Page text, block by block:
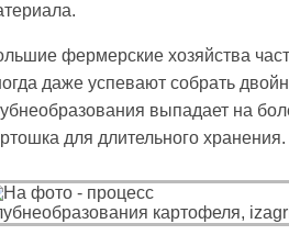
фермерские хозяйства
даже успевают собрать
выпадает на
для длительного хранения.